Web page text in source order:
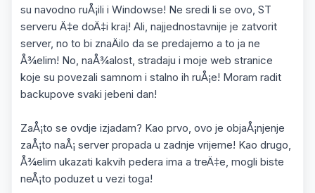
su navodno ruÅ¡ili i Windowse! Ne sredi li se ovo, ST
serveru Ä‡e doÄ‡i kraj! Ali, najjednostavnije je zatvorit
server, no to bi znaÄilo da se predajemo a to ja ne
Å¾elim! No, naÅ¾alost, stradaju i moje web stranice
koje su povezali samnom i stalno ih ruÅ¡e! Moram radit
backupove svaki jebeni dan!
ZaÅ¡to se ovdje izjadam? Kao prvo, ovo je objaÅ¡njenje
zaÅ¡to naÅ¡ server propada u zadnje vrijeme! Kao drugo,
Å¾elim ukazati kakvih pedera ima a treÄ‡e, mogli biste
neÅ¡to poduzet u vezi toga!